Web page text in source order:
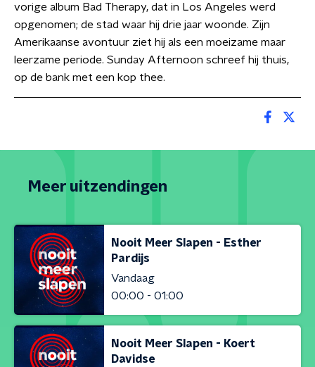
vorige album Bad Therapy, dat in Los Angeles werd
opgenomen; de stad waar hij drie jaar woonde. Zijn
Amerikaanse avontuur ziet hij als een moeizame maar
leerzame periode. Sunday Afternoon schreef hij thuis,
op de bank met een kop thee.
Meer uitzendingen
Nooit Meer Slapen - Esther
Pardijs
Vandaag
00:00 - 01:00
Nooit Meer Slapen - Koert
Davidse